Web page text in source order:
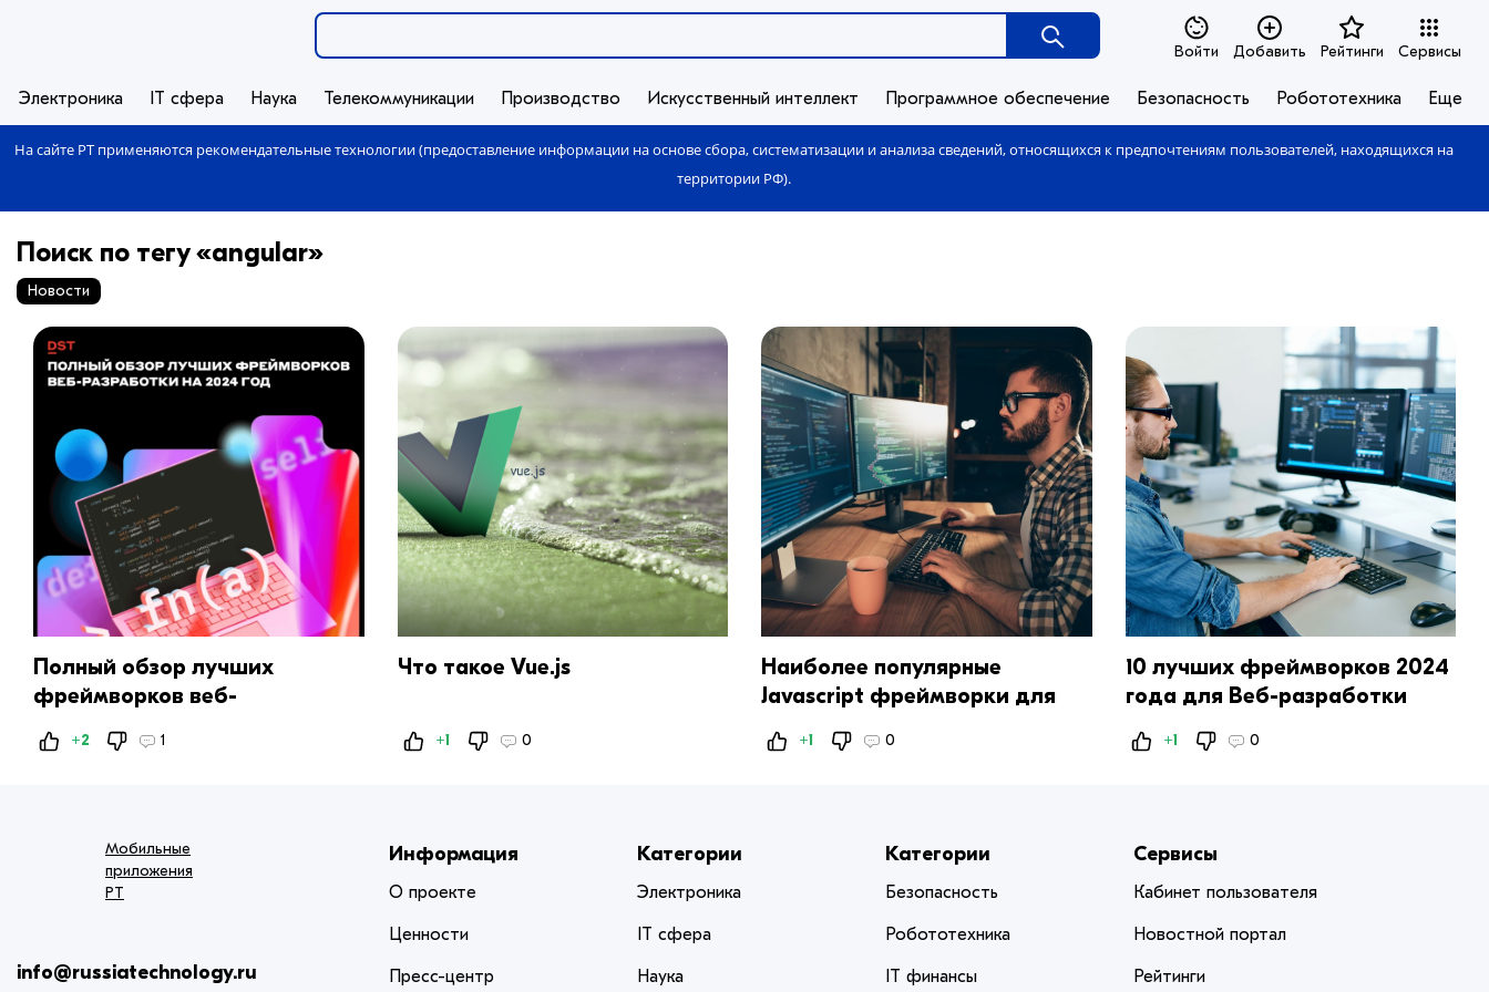
Войти Добавить Рейтинги Сервисы
Электроника IT сфера Наука Телекоммуникации Производство Искусственный интеллект Программное обеспечение Безопасность Робототехника Еще
На сайте РТ применяются рекомендательные технологии (предоставление информации на основе сбора, систематизации и анализа сведений, относящихся к предпочтениям пользователей, находящихся на
территории РФ).
Поиск по тегу «angular»
Новости
Полный обзор лучших
фреймворков веб-
разработки на 2024 год
+2 1
Что такое Vue.js
+1 0
Наиболее популярные
Javascript фреймворки для
Веб-разработки
+1 0
10 лучших фреймворков 2024
года для Веб-разработки
+1 0
Мобильные
приложения
РТ
info@russiatechnology.ru
Информация
О проекте
Ценности
Пресс-центр
Категории
Электроника
IT сфера
Наука
Категории
Безопасность
Робототехника
IT финансы
Сервисы
Кабинет пользователя
Новостной портал
Рейтинги